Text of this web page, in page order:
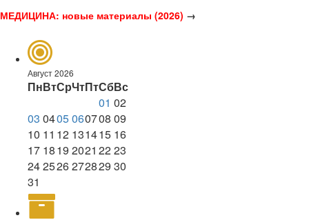
МЕДИЦИНА: новые материалы (2026) →
Август 2026
ПнВтСрЧтПтСбВс
01 02
03 0405060708 09
10 11 12 131415 16
17 1819 2021 2223
242526272829 30
31